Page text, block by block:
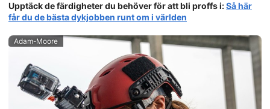
Upptäck de färdigheter du behöver för att bli proffs i:Så här
får du de bästa dykjobben runt om i världen
Adam-Moore